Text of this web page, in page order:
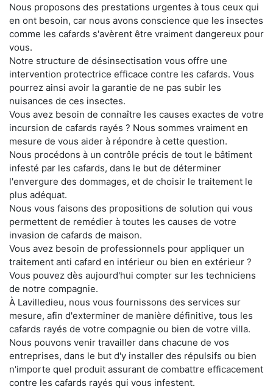
Nous proposons des prestations urgentes à tous ceux qui
en ont besoin, car nous avons conscience que les insectes
comme les cafards s'avèrent être vraiment dangereux pour
vous.
Notre structure de désinsectisation vous offre une
intervention protectrice efficace contre les cafards. Vous
pourrez ainsi avoir la garantie de ne pas subir les
nuisances de ces insectes.
Vous avez besoin de connaître les causes exactes de votre
incursion de cafards rayés ? Nous sommes vraiment en
mesure de vous aider à répondre à cette question.
Nous procédons à un contrôle précis de tout le bâtiment
infesté par les cafards, dans le but de déterminer
l'envergure des dommages, et de choisir le traitement le
plus adéquat.
Nous vous faisons des propositions de solution qui vous
permettent de remédier à toutes les causes de votre
invasion de cafards de maison.
Vous avez besoin de professionnels pour appliquer un
traitement anti cafard en intérieur ou bien en extérieur ?
Vous pouvez dès aujourd'hui compter sur les techniciens
de notre compagnie.
À Lavilledieu, nous vous fournissons des services sur
mesure, afin d'exterminer de manière définitive, tous les
cafards rayés de votre compagnie ou bien de votre villa.
Nous pouvons venir travailler dans chacune de vos
entreprises, dans le but d'y installer des répulsifs ou bien
n'importe quel produit assurant de combattre efficacement
contre les cafards rayés qui vous infestent.